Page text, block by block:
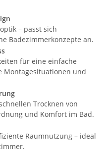
– passt sich
Badezimmerkonzepte an.
für eine einfache
Montagesituationen und
Trocknen von
und Komfort im Bad.
Raumnutzung – ideal